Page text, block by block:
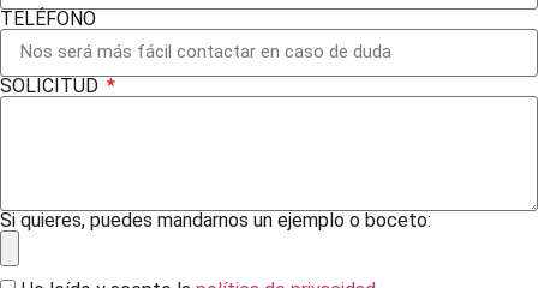
TELÉFONO
SOLICITUD
Si quieres, puedes mandarnos un ejemplo o boceto: